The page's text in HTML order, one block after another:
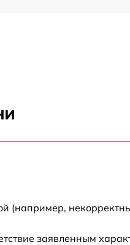
(например,
заявленным